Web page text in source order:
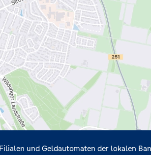
und Geldautomaten der lokalen